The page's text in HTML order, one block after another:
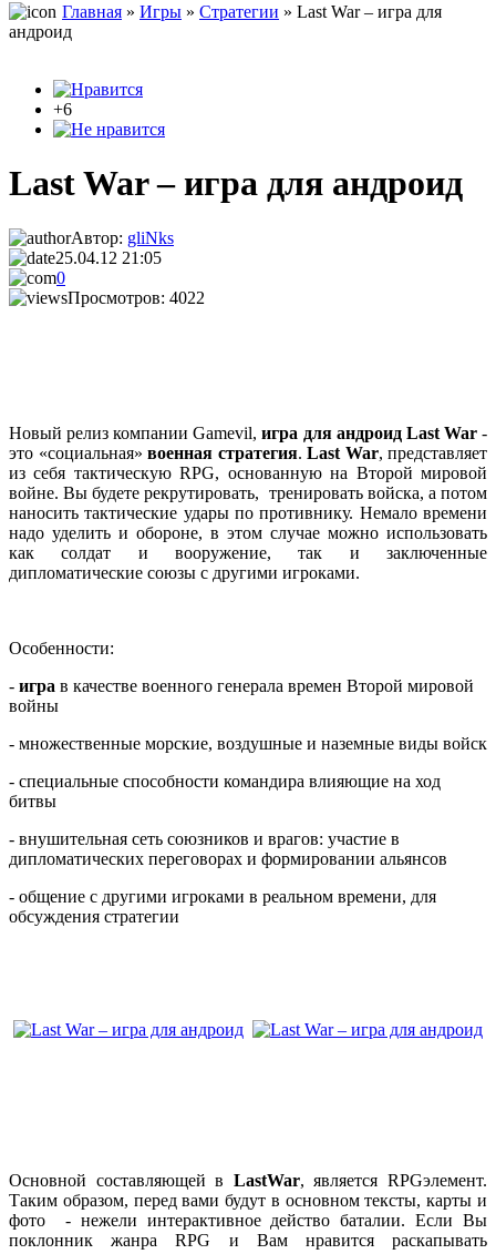
Главная » Игры » Стратегии » Last War – игра для
андроид
+6
Last War – игра для андроид
Автор: gliNks
25.04.12 21:05
0
Просмотров: 4022
Новый релиз компанииGamevil,игра для андроид Last War-
это «социальная» военная стратегия. Last War, представляет
из себя тактическуюRPG, основанную на Второй мировой
войне. Вы будете рекрутировать, тренировать войска, а потом
наносить тактические удары по противнику. Немало времени
надо уделить и обороне, в этом случае можно использовать
как солдат и вооружение, так и заключенные
дипломатические союзы с другими игроками.
Особенности:
- игра в качестве военного генерала времен Второй мировой
войны
- множественные морские, воздушные и наземные виды войск
- специальные способности командира влияющие на ход
битвы
- внушительная сеть союзников и врагов: участие в
дипломатических переговорах и формировании альянсов
- общение с другими игроками в реальном времени, для
обсуждения стратегии
Основной составляющей в LastWar, являетсяRPGэлемент.
Таким образом, перед вами будут в основном тексты, карты и
фото - нежели интерактивное действо баталии. Если Вы
поклонник жанраRPG и Вам нравится раскапывать